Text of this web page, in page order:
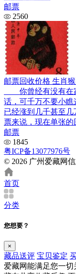
邮票
2560
邮票回收价格 生肖
你曾经有没有在
话，可千万不要小
已经涨到几千甚至
票来说，现在单张的
邮票
1845
粤ICP备13077976号
© 2026 广州爱藏网
首页
分类
您想要？
×
藏品送评 宝贝鉴定
爱藏网能满足您一